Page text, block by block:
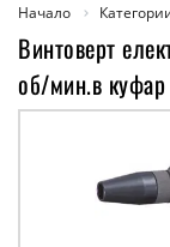
Начало
Винтоверт
об/мин.в куфар